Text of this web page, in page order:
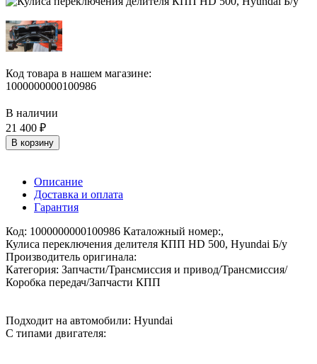
Код товара в нашем магазине:
1000000000100986
В наличии
21 400 ₽
В корзину
Описание
Доставка и оплата
Гарантия
Код: 1000000000100986 Каталожный номер:,
Кулиса переключения делителя КПП HD 500, Hyundai Б/у
Производитель оригинала:
Категория: Запчасти/Трансмиссия и привод/Трансмиссия/
Коробка передач/Запчасти КПП
Подходит на автомобили: Hyundai
С типами двигателя: